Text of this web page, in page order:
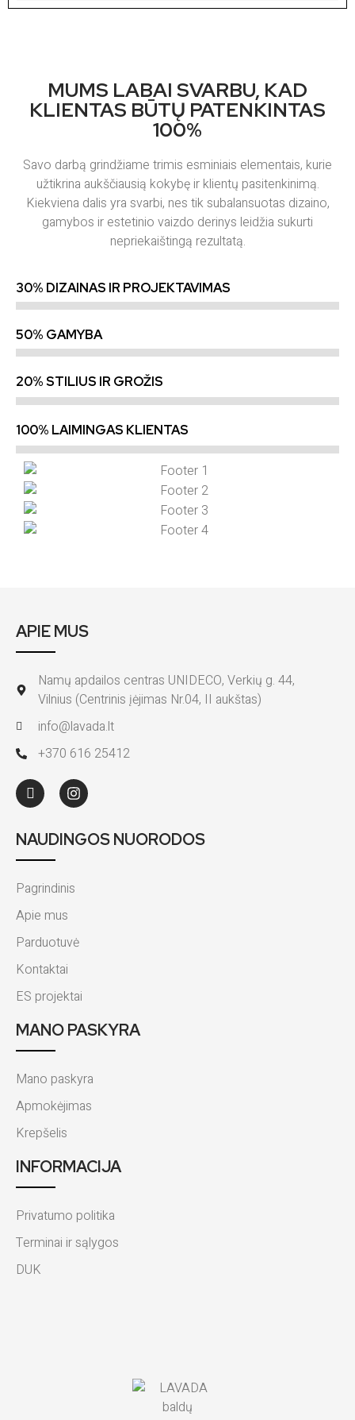
MUMS LABAI SVARBU, KAD
KLIENTAS BŪTŲ PATENKINTAS
100%
Savo darbą grindžiame trimis esminiais elementais, kurie
užtikrina aukščiausią kokybę ir klientų pasitenkinimą.
Kiekviena dalis yra svarbi, nes tik subalansuotas dizaino,
gamybos ir estetinio vaizdo derinys leidžia sukurti
nepriekaištingą rezultatą.
30% DIZAINAS IR PROJEKTAVIMAS
50% GAMYBA
20% STILIUS IR GROŽIS
100% LAIMINGAS KLIENTAS
APIE MUS
Namų apdailos centras UNIDECO, Verkių g. 44,
Vilnius (Centrinis įėjimas Nr.04, II aukštas)
info@lavada.lt
+370 616 25412
NAUDINGOS NUORODOS
Pagrindinis
Apie mus
Parduotuvė
Kontaktai
ES projektai
MANO PASKYRA
Mano paskyra
Apmokėjimas
Krepšelis
INFORMACIJA
Privatumo politika
Terminai ir sąlygos
DUK